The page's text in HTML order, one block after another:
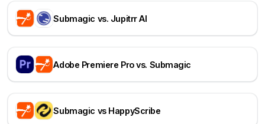
Submagic vs. Jupitrr AI
Adobe Premiere Pro vs. Submagic
Submagic vs HappyScribe